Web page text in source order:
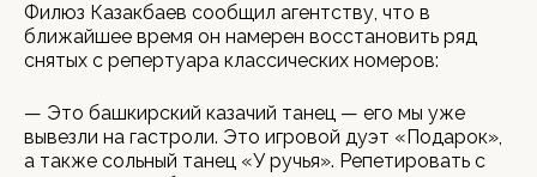
Филюз Казакбаев сообщил агентству, что в
ближайшее время он намерен восстановить ряд
снятых с репертуара классических номеров:
— Это башкирский казачий танец — его мы уже
вывезли на гастроли. Это игровой дуэт «Подарок»,
а также сольный танец «У ручья». Репетировать с